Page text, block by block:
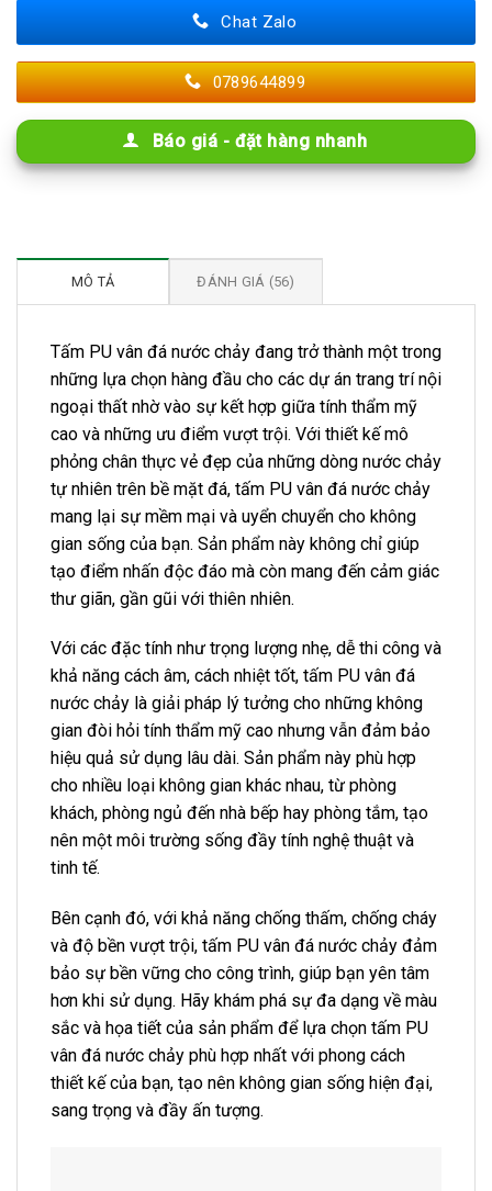
Chat Zalo
0789644899
Báo giá - đặt hàng nhanh
MÔ TẢ ĐÁNH GIÁ (56)
Tấm PU vân đá nước chảy đang trở thành một trong
những lựa chọn hàng đầu cho các dự án trang trí nội
ngoại thất nhờ vào sự kết hợp giữa tính thẩm mỹ
cao và những ưu điểm vượt trội. Với thiết kế mô
phỏng chân thực vẻ đẹp của những dòng nước chảy
tự nhiên trên bề mặt đá, tấm PU vân đá nước chảy
mang lại sự mềm mại và uyển chuyển cho không
gian sống của bạn. Sản phẩm này không chỉ giúp
tạo điểm nhấn độc đáo mà còn mang đến cảm giác
thư giãn, gần gũi với thiên nhiên.
Với các đặc tính như trọng lượng nhẹ, dễ thi công và
khả năng cách âm, cách nhiệt tốt, tấm PU vân đá
nước chảy là giải pháp lý tưởng cho những không
gian đòi hỏi tính thẩm mỹ cao nhưng vẫn đảm bảo
hiệu quả sử dụng lâu dài. Sản phẩm này phù hợp
cho nhiều loại không gian khác nhau, từ phòng
khách, phòng ngủ đến nhà bếp hay phòng tắm, tạo
nên một môi trường sống đầy tính nghệ thuật và
tinh tế.
Bên cạnh đó, với khả năng chống thấm, chống cháy
và độ bền vượt trội, tấm PU vân đá nước chảy đảm
bảo sự bền vững cho công trình, giúp bạn yên tâm
hơn khi sử dụng. Hãy khám phá sự đa dạng về màu
sắc và họa tiết của sản phẩm để lựa chọn tấm PU
vân đá nước chảy phù hợp nhất với phong cách
thiết kế của bạn, tạo nên không gian sống hiện đại,
sang trọng và đầy ấn tượng.